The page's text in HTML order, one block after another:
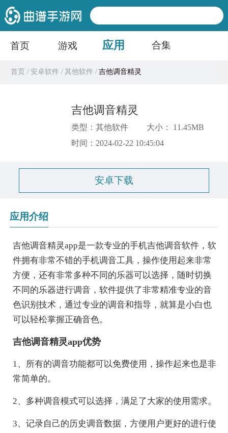
首页 游戏 应用 合集
首页 /安卓软件 /其他软件 /吉他调音精灵
吉他调音精灵
类型：其他软件
大小： 11.45MB
时间：2024-02-22 10:45:04
安卓下载
应用介绍
吉他调音精灵app是一款专业的手机吉他调音软件，软
件拥有非常不错的手机调音工具，操作使用起来非常
方便，还有非常多种不同的乐器可以选择，随时切换
不同的乐器进行调音，软件提供了非常精准专业的音
色识别技术，通过专业的调音和指导，就算是小白也
可以轻松掌握正确音色。
吉他调音精灵app优势
1、所有的调音功能都可以免费使用，操作起来也是非
常简单的。
2、多种调音模式可以选择，满足了大家的使用需求。
3、记录自己的历史调音数据，方便用户更好的进行使